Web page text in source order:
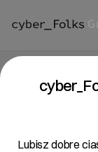
Lubisz dobre